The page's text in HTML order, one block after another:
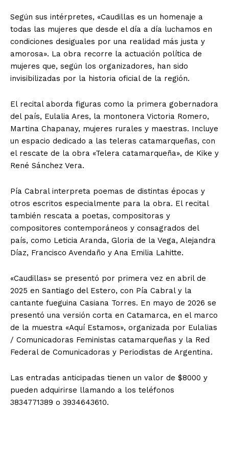
Según sus intérpretes, «Caudillas es un homenaje a
todas las mujeres que desde el día a día luchamos en
condiciones desiguales por una realidad más justa y
amorosa». La obra recorre la actuación política de
mujeres que, según los organizadores, han sido
invisibilizadas por la historia oficial de la región.
El recital aborda figuras como la primera gobernadora
del país, Eulalia Ares, la montonera Victoria Romero,
Martina Chapanay, mujeres rurales y maestras. Incluye
un espacio dedicado a las teleras catamarqueñas, con
el rescate de la obra «Telera catamarqueña», de Kike y
René Sánchez Vera.
Pía Cabral interpreta poemas de distintas épocas y
otros escritos especialmente para la obra. El recital
también rescata a poetas, compositoras y
compositores contemporáneos y consagrados del
país, como Leticia Aranda, Gloria de la Vega, Alejandra
Díaz, Francisco Avendaño y Ana Emilia Lahitte.
«Caudillas» se presentó por primera vez en abril de
2025 en Santiago del Estero, con Pía Cabral y la
cantante fueguina Casiana Torres. En mayo de 2026 se
presentó una versión corta en Catamarca, en el marco
de la muestra «Aquí Estamos», organizada por Eulalias
/ Comunicadoras Feministas catamarqueñas y la Red
Federal de Comunicadoras y Periodistas de Argentina.
Las entradas anticipadas tienen un valor de $8000 y
pueden adquirirse llamando a los teléfonos
3834771389 o 3934643610.